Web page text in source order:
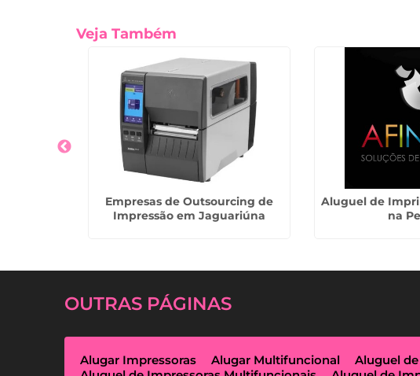
Veja Também
Empresas de Outsourcing de
Impressão em Jaguariúna
Aluguel de
na
OUTRAS PÁGINAS
Alugar Impressoras Alugar Multifuncional Aluguel